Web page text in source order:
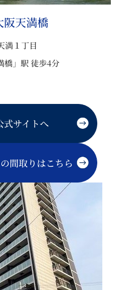
阪天満橋
満１丁目
橋」駅 徒歩4分
式サイトへ
間取りはこちら